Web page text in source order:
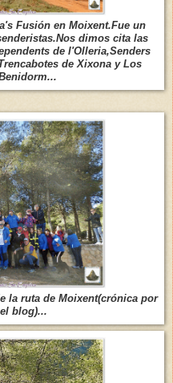
Fusión en Moixent.Fue un
dimos cita las
de l'Olleria,Senders
de Xixona y Los
la ruta de Moixent(crónica por
blog)...